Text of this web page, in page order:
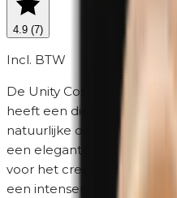
4.9 (7)
Incl. BTW
De Unity Cosmetics 0497
heeft een diepe
natuurlijke ondertoon.
een elegante en
voor het creëren van
een intensere